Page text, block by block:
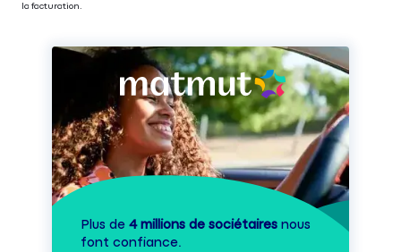
la facturation.
Plus de 4 millions de sociétaires nous
font confiance.